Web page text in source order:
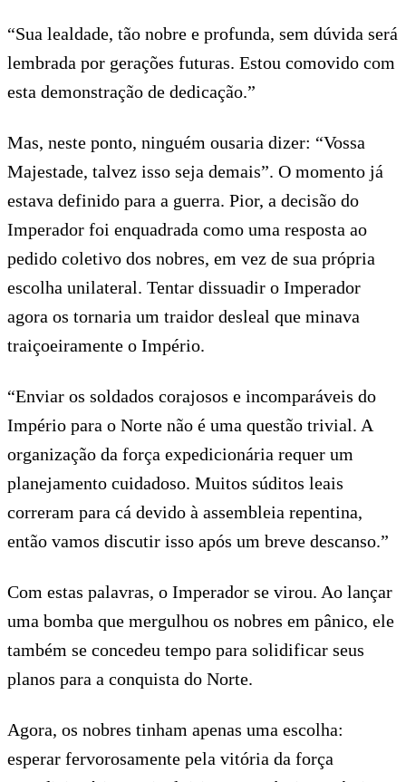
“Sua lealdade, tão nobre e profunda, sem dúvida será
lembrada por gerações futuras. Estou comovido com
esta demonstração de dedicação.”
Mas, neste ponto, ninguém ousaria dizer: “Vossa
Majestade, talvez isso seja demais”. O momento já
estava definido para a guerra. Pior, a decisão do
Imperador foi enquadrada como uma resposta ao
pedido coletivo dos nobres, em vez de sua própria
escolha unilateral. Tentar dissuadir o Imperador
agora os tornaria um traidor desleal que minava
traiçoeiramente o Império.
“Enviar os soldados corajosos e incomparáveis do
Império para o Norte não é uma questão trivial. A
organização da força expedicionária requer um
planejamento cuidadoso. Muitos súditos leais
correram para cá devido à assembleia repentina,
então vamos discutir isso após um breve descanso.”
Com estas palavras, o Imperador se virou. Ao lançar
uma bomba que mergulhou os nobres em pânico, ele
também se concedeu tempo para solidificar seus
planos para a conquista do Norte.
Agora, os nobres tinham apenas uma escolha:
esperar fervorosamente pela vitória da força